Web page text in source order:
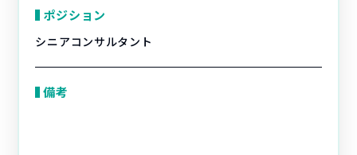
ポジション
シニアコンサルタント
備考